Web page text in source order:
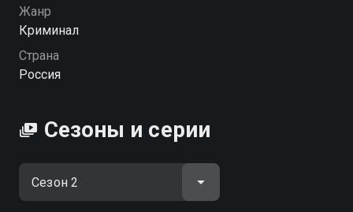
патрульных машин, уличными камерами
наблюдения и случайными очевидцами, а также
собственные репортажи от съемочной группы ДТВ,
выезжающей на дежурство вместе с экипажами
разъяренные водители — реальность российских и
зарубежных дорог оказывается куда страшнее, чем
можно было бы представить. Если вы хотите узнать
о самых невероятных происшествиях, начинайте
смотреть онлайн документальный сериал
Жанр
Криминал
Страна
Россия
Сезоны и серии